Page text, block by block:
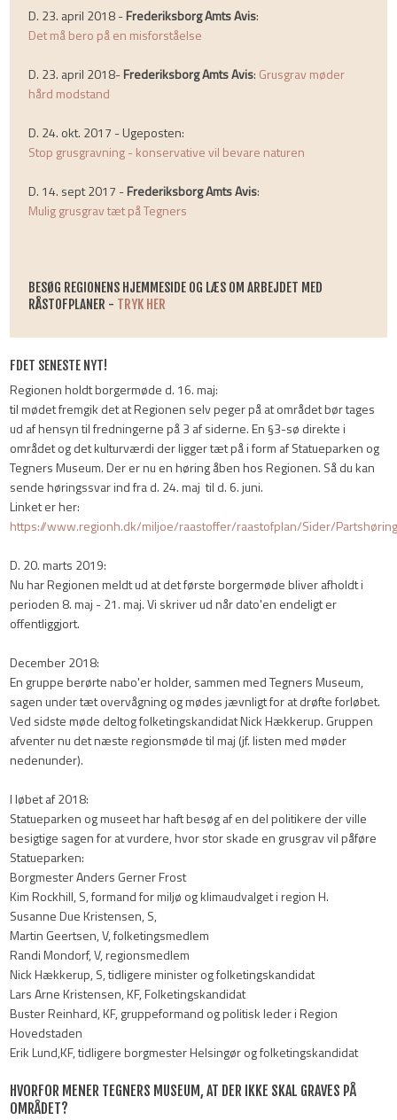
D. 23. april 2018 -Frederiksborg Amts Avis:
Det må bero på en misforståelse
D. 23. april 2018-Frederiksborg Amts Avis: Grusgrav møder
hård modstand
D. 24. okt. 2017 - ​Ugeposten:
Stop grusgravning - konservative vil bevare naturen
D. 14. sept 2017 -Frederiksborg Amts Avis:
Mulig grusgrav tæt på Tegners
BESØG REGIONENS HJEMMESIDE OG LÆS OM ARBEJDET MED
RÅSTOFPLANER - TRYK HER
FDET SENESTE NYT!
Regionen holdt borgermøde d. 16. maj:
til mødet fremgik det at Regionen selv peger på at området bør tages
ud af hensyn til fredningerne på 3 af siderne. En §3-sø direkte i
området og det kulturværdi der ligger tæt på i form af Statueparken og
Tegners Museum. Der er nu en høring åben hos Regionen. Så du kan
sende høringssvar ind fra d. 24. maj til d. 6. juni.
Linket er her:
https://www.regionh.dk/miljoe/raastoffer/raastofplan/Sider/
D. 20. marts 2019:
Nu har Regionen meldt ud at det første borgermøde bliver afholdt i
perioden 8. maj - 21. maj. Vi skriver ud når dato'en endeligt er
offentliggjort.
December 2018:
En gruppe berørte nabo'er holder, sammen med Tegners Museum,
sagen under tæt overvågning og mødes jævnligt for at drøfte forløbet.
Ved sidste møde deltog folketingskandidat Nick Hækkerup. Gruppen
afventer nu det næste regionsmøde til maj (jf. listen med møder
nedenunder).
I løbet af 2018:
Statueparken og museet har haft besøg af en del politikere der ville
besigtige sagen for at vurdere, hvor stor skade en grusgrav vil påføre
Statueparken:
Borgmester Anders Gerner Frost
Kim Rockhill, S, formand for miljø og klimaudvalget i region H.
Susanne Due Kristensen, S,
Martin Geertsen, V, folketingsmedlem
Randi Mondorf, V, regionsmedlem
Nick Hækkerup, S, tidligere minister og folketingskandidat
Lars Arne Kristensen, KF, Folketingskandidat
Buster Reinhard, KF, gruppeformand og politisk leder i Region
Hovedstaden
Erik Lund,KF, tidligere borgmester Helsingør og folketingskandidat
HVORFOR MENER TEGNERS MUSEUM, AT DER IKKE SKAL GRAVES PÅ
OMRÅDET?